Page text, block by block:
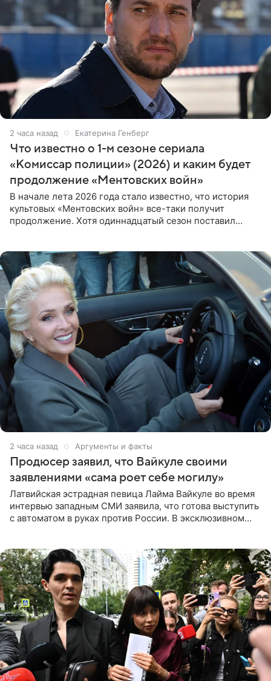
2 часа назад Екатерина Генберг
Что известно о 1-м сезоне сериала
«Комиссар полиции» (2026) и каким будет
продолжение «Ментовских войн»
В начале лета 2026 года стало известно, что история
культовых «Ментовских войн» все-таки получит
продолжение. Хотя одиннадцатый сезон поставил
2 часа назад Аргументы и факты
Продюсер заявил, что Вайкуле своими
заявлениями «сама роет себе могилу»
Латвийская эстрадная певица Лайма Вайкуле во время
интервью западным СМИ заявила, что готова выступить
с автоматом в руках против России. В эксклюзивном